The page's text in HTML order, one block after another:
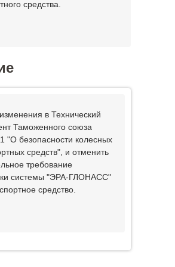
средства.
в Технический
Таможенного союза
"О безопасности колесных
средств", и отменить
требование
системы "ЭРА-ГЛОНАСС"
средство.